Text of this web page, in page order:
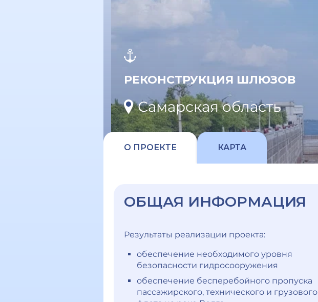
РЕКОНСТРУКЦИЯ ШЛЮЗОВ
Самарская область
О ПРОЕКТЕ КАРТА
ОБЩАЯ ИНФОРМАЦИЯ
Результаты реализации проекта:
обеспечение необходимого уровня
безопасности гидросооружения
обеспечение бесперебойного пропуска
пассажирского, технического и грузового